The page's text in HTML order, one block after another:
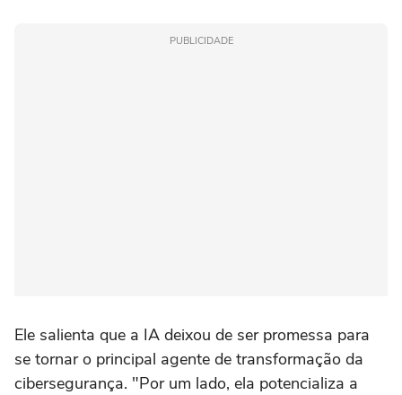
PUBLICIDADE
Ele salienta que a IA deixou de ser promessa para
se tornar o principal agente de transformação da
cibersegurança. "Por um lado, ela potencializa a